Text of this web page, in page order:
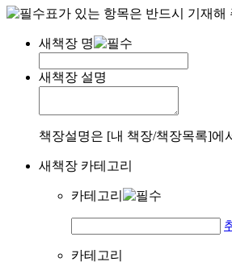
표가 있는 항목은 반드시 기재해
새책장 명
새책장 설명
책장설명은 [내 책장/책장목록]에
새책장 카테고리
카테고리
카테고리